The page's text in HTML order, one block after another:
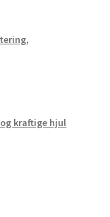
kraftige hjul